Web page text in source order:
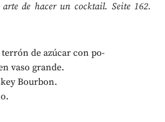
de hacer un cocktail. Seite 162.
terrón de azúcar con po-
vaso grande.
Bourbon.